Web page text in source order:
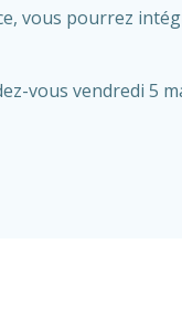
vous pourrez
vous vendredi 5